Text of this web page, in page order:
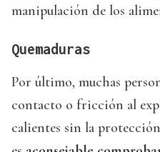
manipulación de los
Quemaduras
Por último, muchas
contacto o fricción al
calientes sin la